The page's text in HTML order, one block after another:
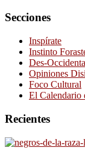
Secciones
Inspírate
Instinto
Des-
Opiniones
Foco Cultural
El Calendario
Recientes